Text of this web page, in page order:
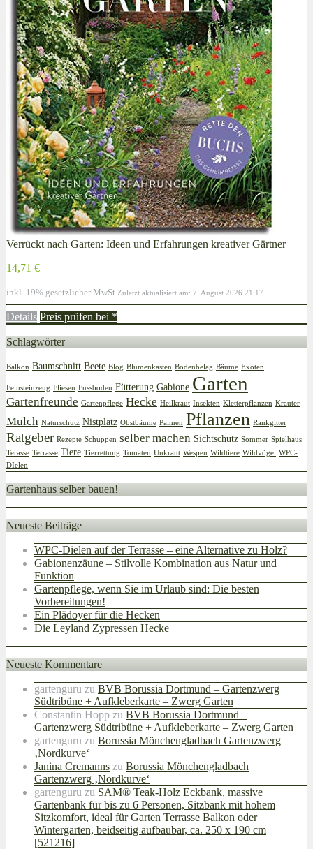
Verrückt nach Garten: Ideen und Erfahrungen kreativer Gärtner
14,71 €
inkl. 19% gesetzlicher MwSt. Zuletzt aktualisiert am: 7. August 2026 21:17
Details Preis prüfen bei *
Schlagwörter
Balkon Baumschnitt Beete Blog Blumenkasten Bodenbelag Bäume Exoten
Feinsteinzeug Fliesen Fussboden Fütterung Gabione Garten
Gartenfreunde Gartenpflege Hecke Heilkraut Insekten Kletterpflanzen Kräuter
Mulch Naturschutz Nistplatz Obstbäume Palmen Pflanzen Rankgitter
Ratgeber Rezepte Schuppen selber machen Sichtschutz Sommer Spielhaus
Terasse Terrasse Tiere Tierrettung Tomaten Unkraut Wespen Wildtiere Wildvögel WPC-
DIelen
Gartenhaus selber bauen!
Neueste Beiträge
WPC-Dielen auf der Terrasse – eine Alternative zu Holz?
Gabionenzäune – Stilvolle Kombination aus Natur und
Funktion
Gartenpflege, wenn Sie im Urlaub sind: Die besten
Vorbereitungen!
Ein Plädoyer für die Hecken
Die Leyland Zypressen Hecke
Neueste Kommentare
gartenguru zu BVB Borussia Dortmund – Gartenzwerg
Südtribüne + Aufkleberkarte – Zwerg Garten
Constantin Hopp zu BVB Borussia Dortmund –
Gartenzwerg Südtribüne + Aufkleberkarte – Zwerg Garten
gartenguru zu Borussia Mönchengladbach Gartenzwerg
‚Nordkurve‘
Janina Cremanns zu Borussia Mönchengladbach
Gartenzwerg ‚Nordkurve‘
gartenguru zu SAM® Teak-Holz Eckbank, massive
Gartenbank für bis zu 6 Personen, Sitzbank mit hohem
Sitzkomfort, ideal für Garten Terrasse Balkon oder
Wintergarten, beidseitig aufbaubar, ca. 250 x 190 cm
[521216]